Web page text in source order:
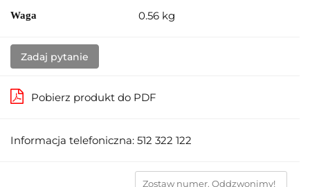
Waga 0.56 kg
Zadaj pytanie
Pobierz produkt do PDF
Informacja telefoniczna: 512 322 122